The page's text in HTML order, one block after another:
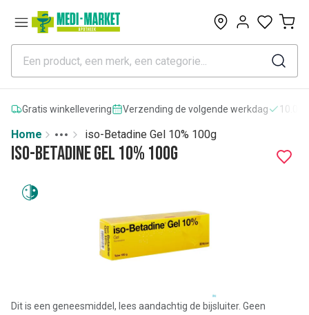
0
Gratis winkellevering Verzending de volgende werkdag
Home
More
Toggle menu
iso-Betadine Gel 10% 100g
iso-Betadine Gel 10% 100g
Dit is een geneesmiddel, lees aandachtig de bijsluiter. Geen